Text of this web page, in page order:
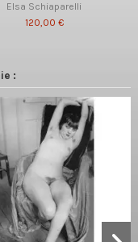
Elsa Schiaparelli
120,00 €
: